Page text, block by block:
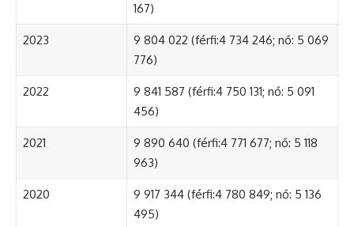
167)
2023
9 804 022 (férfi:4 734 246; nő: 5 069
776)
2022
9 841 587 (férfi:4 750 131; nő: 5 091
456)
2021
9 890 640 (férfi:4 771 677; nő: 5 118
963)
2020
9 917 344 (férfi:4 780 849; nő: 5 136
495)